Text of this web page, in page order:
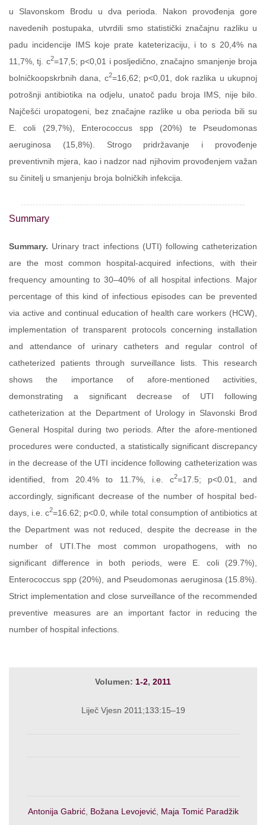
u Slavonskom Brodu u dva perioda. Nakon provođenja gore
navedenih postupaka, utvrdili smo statistički značajnu razliku u
padu incidencije IMS koje prate kateterizaciju, i to s 20,4% na
11,7%, tj. c2=17,5; p<0,01 i posljedično, značajno smanjenje broja
bolničkoopskrbnih dana, c2=16,62; p<0,01, dok razlika u ukupnoj
potrošnji antibiotika na odjelu, unatoč padu broja IMS, nije bilo.
Najčešći uropatogeni, bez značajne razlike u oba perioda bili su
E. coli (29,7%), Enterococcus spp (20%) te Pseudomonas
aeruginosa (15,8%). Strogo pridržavanje i provođenje
preventivnih mjera, kao i nadzor nad njihovim provođenjem važan
su činitelj u smanjenju broja bolničkih infekcija.
Summary
Summary. Urinary tract infections (UTI) following catheterization
are the most common hospital-acquired infections, with their
frequency amounting to 30–40% of all hospital infections. Major
percentage of this kind of infectious episodes can be prevented
via active and continual education of health care workers (HCW),
implementation of transparent protocols concerning installation
and attendance of urinary catheters and regular control of
catheterized patients through surveillance lists. This research
shows the importance of afore-mentioned activities,
demonstrating a significant decrease of UTI following
catheterization at the Department of Urology in Slavonski Brod
General Hospital during two periods. After the afore-mentioned
procedures were conducted, a statistically significant discrepancy
in the decrease of the UTI incidence following catheterization was
identified, from 20.4% to 11.7%, i.e. c2=17.5; p<0.01, and
accordingly, significant decrease of the number of hospital bed-
days, i.e. c2=16.62; p<0.0, while total consumption of antibiotics at
the Department was not reduced, despite the decrease in the
number of UTI.The most common uropathogens, with no
significant difference in both periods, were E. coli (29.7%),
Enterococcus spp (20%), and Pseudomonas aeruginosa (15.8%).
Strict implementation and close surveillance of the recommended
preventive measures are an important factor in reducing the
number of hospital infections.
Volumen: 1-2, 2011
Liječ Vjesn 2011;133:15–19
Antonija Gabrić, Božana Levojević, Maja Tomić Paradžik